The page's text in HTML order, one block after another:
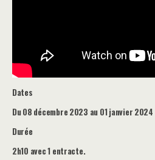
Dates
Du 08 décembre 2023 au 01 janvier 2024
Durée
2h10 avec 1 entracte.